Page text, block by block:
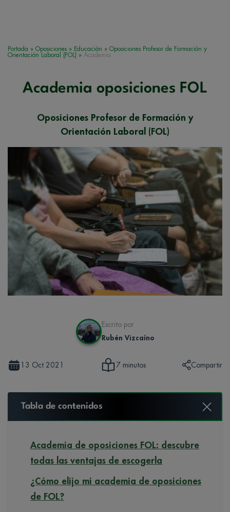
Portada » Oposiciones » Educación » Oposiciones Profesor de Formación y
Orientación Laboral (FOL) » Academia
Academia oposiciones FOL
Oposiciones Profesor de Formación y
Orientación Laboral (FOL)
Escrito por
Rubén Vizcaíno
13 Oct 2021 7 minutos Compartir
Tabla de contenidos
Academia de oposiciones FOL: descubre
todas las ventajas de escogerla
¿Cómo elijo mi academia de oposiciones
de FOL?